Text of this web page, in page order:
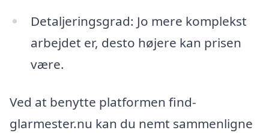
Detaljeringsgrad: Jo mere komplekst
arbejdet er, desto højere kan prisen
være.
Ved at benytte platformen find-
glarmester.nu kan du nemt sammenligne